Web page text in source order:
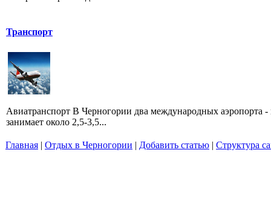
Транспорт
Авиатранспорт В Черногории два международных
занимает около 2,5-3,5...
Главная | Отдых в Черногории | Добавить статью | Структура